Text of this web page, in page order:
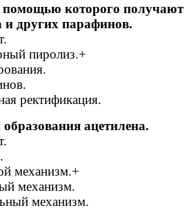
помощью которого получают
и других парафинов.
пиролиз.+
ректификация.
ацетилена.
механизм.+
механизм.
механизм.